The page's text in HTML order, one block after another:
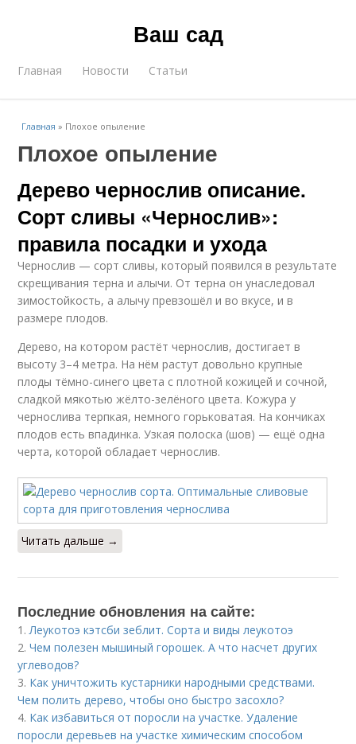
Ваш сад
Главная Новости Статьи
Главная » Плохое опыление
Плохое опыление
Дерево чернослив описание.
Сорт сливы «Чернослив»:
правила посадки и ухода
Чернослив — сорт сливы, который появился в результате
скрещивания терна и алычи. От терна он унаследовал
зимостойкость, а алычу превзошёл и во вкусе, и в
размере плодов.
Дерево, на котором растёт чернослив, достигает в
высоту 3–4 метра. На нём растут довольно крупные
плоды тёмно-синего цвета с плотной кожицей и сочной,
сладкой мякотью жёлто-зелёного цвета. Кожура у
чернослива терпкая, немного горьковатая. На кончиках
плодов есть впадинка. Узкая полоска (шов) — ещё одна
черта, которой обладает чернослив.
Читать дальше →
Последние обновления на сайте:
1.Леукотоэ кэтсби зеблит. Сорта и виды леукотоэ
2.Чем полезен мышиный горошек. А что насчет других
углеводов?
3. Как уничтожить кустарники народными средствами.
Чем полить дерево, чтобы оно быстро засохло?
4. Как избавиться от поросли на участке. Удаление
поросли деревьев на участке химическим способом